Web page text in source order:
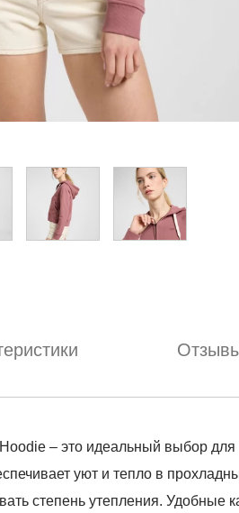
– это идеальный выбор
уют и тепло в
степень утепления.